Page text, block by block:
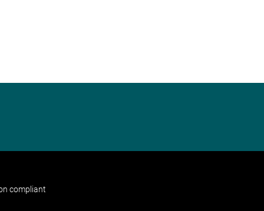
compliant